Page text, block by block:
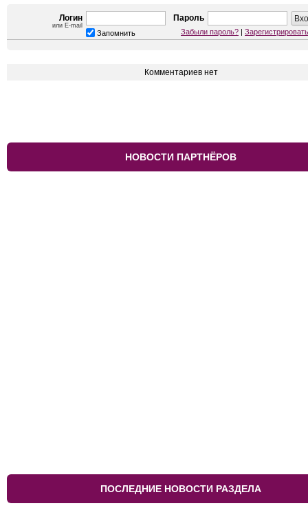
Логин
или E-mail
Пароль
Запомнить Забыли пароль? |
Комментариев нет
НОВОСТИ ПАРТНЁРОВ
ПОСЛЕДНИЕ НОВОСТИ РАЗДЕЛА